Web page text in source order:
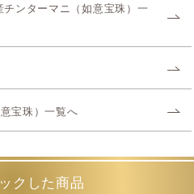
ンターマニ（如意宝珠）一
宝珠）一覧へ
クした商品